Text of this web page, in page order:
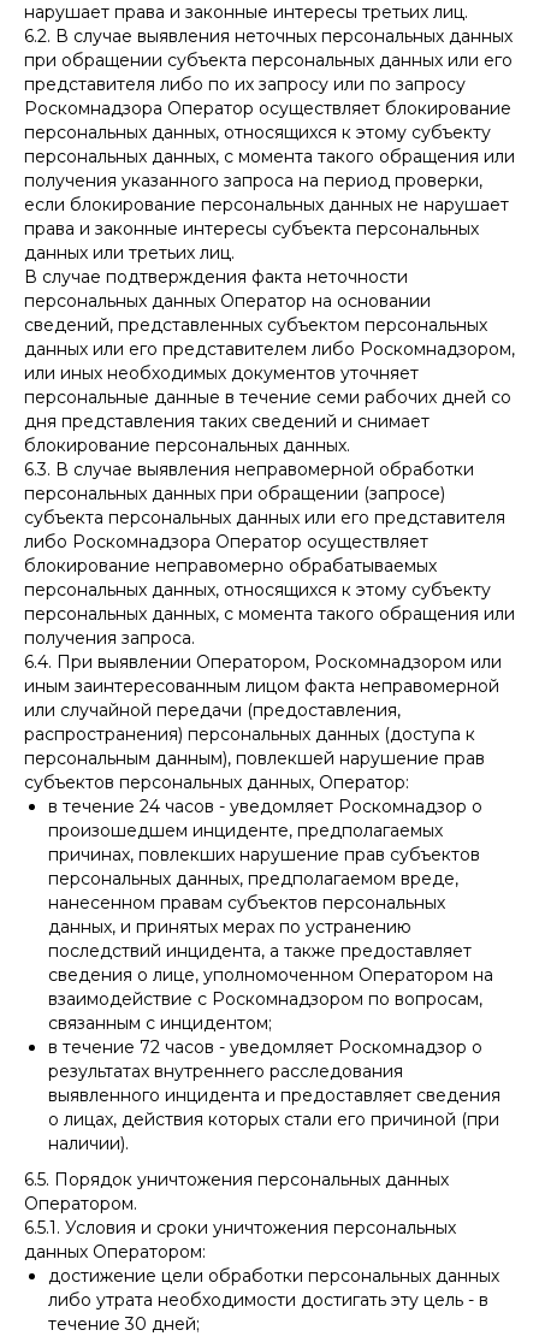
нарушает права и законные интересы третьих лиц.
6.2. В случае выявления неточных персональных данных
при обращении субъекта персональных данных или его
представителя либо по их запросу или по запросу
Роскомнадзора Оператор осуществляет блокирование
персональных данных, относящихся к этому субъекту
персональных данных, с момента такого обращения или
получения указанного запроса на период проверки,
если блокирование персональных данных не нарушает
права и законные интересы субъекта персональных
данных или третьих лиц.
В случае подтверждения факта неточности
персональных данных Оператор на основании
сведений, представленных субъектом персональных
данных или его представителем либо Роскомнадзором,
или иных необходимых документов уточняет
персональные данные в течение семи рабочих дней со
дня представления таких сведений и снимает
блокирование персональных данных.
6.3. В случае выявления неправомерной обработки
персональных данных при обращении (запросе)
субъекта персональных данных или его представителя
либо Роскомнадзора Оператор осуществляет
блокирование неправомерно обрабатываемых
персональных данных, относящихся к этому субъекту
персональных данных, с момента такого обращения или
получения запроса.
6.4. При выявлении Оператором, Роскомнадзором или
иным заинтересованным лицом факта неправомерной
или случайной передачи (предоставления,
распространения) персональных данных (доступа к
персональным данным), повлекшей нарушение прав
субъектов персональных данных, Оператор:
в течение 24 часов - уведомляет Роскомнадзор о
произошедшем инциденте, предполагаемых
причинах, повлекших нарушение прав субъектов
персональных данных, предполагаемом вреде,
нанесенном правам субъектов персональных
данных, и принятых мерах по устранению
последствий инцидента, а также предоставляет
сведения о лице, уполномоченном Оператором на
взаимодействие с Роскомнадзором по вопросам,
связанным с инцидентом;
в течение 72 часов - уведомляет Роскомнадзор о
результатах внутреннего расследования
выявленного инцидента и предоставляет сведения
о лицах, действия которых стали его причиной (при
наличии).
6.5. Порядок уничтожения персональных данных
Оператором.
6.5.1. Условия и сроки уничтожения персональных
данных Оператором:
достижение цели обработки персональных данных
либо утрата необходимости достигать эту цель - в
течение 30 дней;